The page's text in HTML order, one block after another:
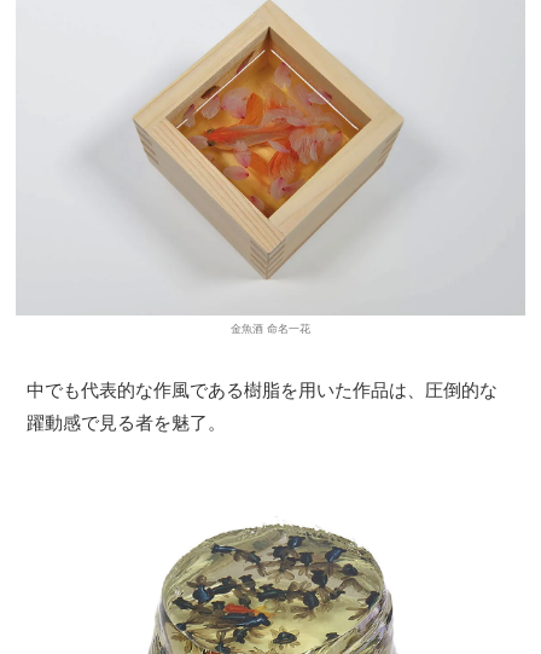
金魚酒 命名一花
中でも代表的な作風である樹脂を用いた作品は、圧倒的な
躍動感で見る者を魅了。